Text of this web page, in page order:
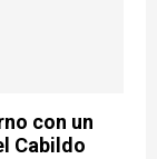
con un
Cabildo